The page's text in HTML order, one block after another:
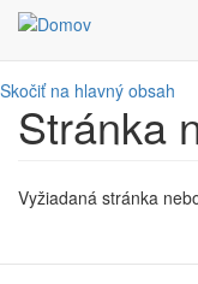
Skočiť na hlavný obsah
Stránka
Vyžiadaná stránka